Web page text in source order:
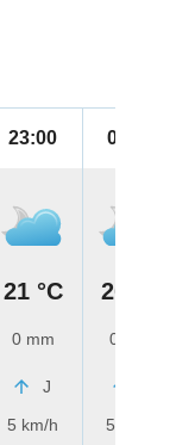
23:00
21 °C
0 mm
J
5 km/h
00:00
20 °C
0 mm
5 km/h